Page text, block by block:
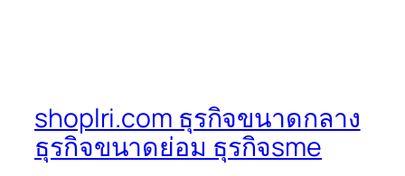
shoplri.com ธุรกิจขนาดกลาง
ธุรกิจขนาดย่อม ธุรกิจsme